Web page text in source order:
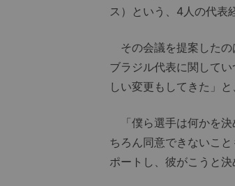
ス）という、4人の代表
その会議を提案したの
ブラジル代表に関して
しい変更もしてきた」
「僕ら選手は何かを決
ちろん同意できないこ
ポートし、彼がこうと